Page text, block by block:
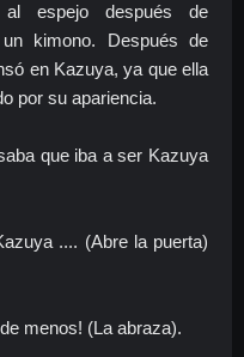
espejo después de
kimono. Después de
en Kazuya, ya que ella
por su apariencia.
que iba a ser Kazuya
.... (Abre la puerta)
menos! (La abraza).